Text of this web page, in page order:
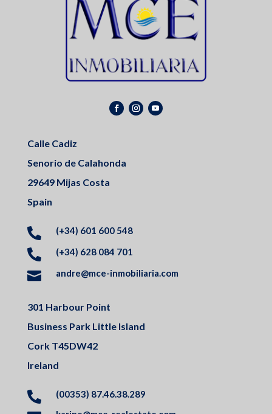
Calle Cadiz
Senorio de Calahonda
29649 Mijas Costa
Spain
 (+34) 601 600 548
 (+34) 628 084 701
 andre@mce-inmobiliaria.com
301 Harbour Point
Business Park Little Island
Cork T45DW42
Ireland
 (00353) 87.46.38.289